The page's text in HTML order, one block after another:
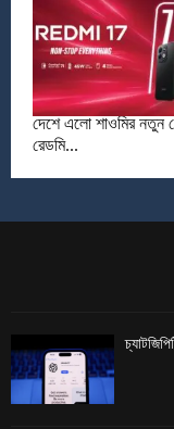
দেশে এলো শাওমির নতুন
রেডমি...